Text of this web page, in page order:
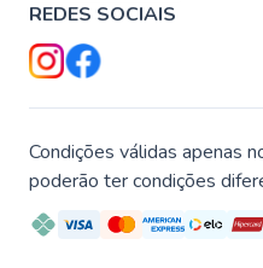
REDES SOCIAIS
Condições válidas apenas
poderão ter condições